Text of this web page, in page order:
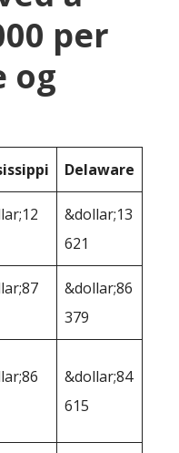
per
og
Delaware
&dollar;13
621
&dollar;86
379
&dollar;84
615